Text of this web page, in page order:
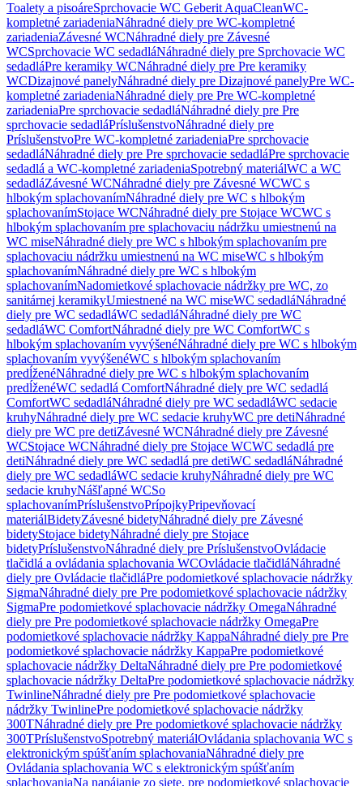
Toalety a pisoáreSprchovacie WC Geberit AquaCleanWC-
kompletné zariadeniaNáhradné diely pre WC-kompletné
zariadeniaZávesné WCNáhradné diely pre Závesné
WCSprchovacie WC sedadláNáhradné diely pre Sprchovacie WC
sedadláPre keramiky WCNáhradné diely pre Pre keramiky
WCDizajnové panelyNáhradné diely pre Dizajnové panelyPre WC-
kompletné zariadeniaNáhradné diely pre Pre WC-kompletné
zariadeniaPre sprchovacie sedadláNáhradné diely pre Pre
sprchovacie sedadláPríslušenstvoNáhradné diely pre
PríslušenstvoPre WC-kompletné zariadeniaPre sprchovacie
sedadláNáhradné diely pre Pre sprchovacie sedadláPre sprchovacie
sedadlá a WC-kompletné zariadeniaSpotrebný materiálWC a WC
sedadláZávesné WCNáhradné diely pre Závesné WCWC s
hlbokým splachovanímNáhradné diely pre WC s hlbokým
splachovanímStojace WCNáhradné diely pre Stojace WCWC s
hlbokým splachovaním pre splachovaciu nádržku umiestnenú na
WC miseNáhradné diely pre WC s hlbokým splachovaním pre
splachovaciu nádržku umiestnenú na WC miseWC s hlbokým
splachovanímNáhradné diely pre WC s hlbokým
splachovanímNadomietkové splachovacie nádržky pre WC, zo
sanitárnej keramikyUmiestnené na WC miseWC sedadláNáhradné
diely pre WC sedadláWC sedadláNáhradné diely pre WC
sedadláWC ComfortNáhradné diely pre WC ComfortWC s
hlbokým splachovaním vyvýšenéNáhradné diely pre WC s hlbokým
splachovaním vyvýšenéWC s hlbokým splachovaním
predĺženéNáhradné diely pre WC s hlbokým splachovaním
predĺženéWC sedadlá ComfortNáhradné diely pre WC sedadlá
ComfortWC sedadláNáhradné diely pre WC sedadláWC sedacie
kruhyNáhradné diely pre WC sedacie kruhyWC pre detiNáhradné
diely pre WC pre detiZávesné WCNáhradné diely pre Závesné
WCStojace WCNáhradné diely pre Stojace WCWC sedadlá pre
detiNáhradné diely pre WC sedadlá pre detiWC sedadláNáhradné
diely pre WC sedadláWC sedacie kruhyNáhradné diely pre WC
sedacie kruhyNášľapné WCSo
splachovanímPríslušenstvoPrípojkyPripevňovací
materiálBidetyZávesné bidetyNáhradné diely pre Závesné
bidetyStojace bidetyNáhradné diely pre Stojace
bidetyPríslušenstvoNáhradné diely pre PríslušenstvoOvládacie
tlačidlá a ovládania splachovania WCOvládacie tlačidláNáhradné
diely pre Ovládacie tlačidláPre podomietkové splachovacie nádržky
SigmaNáhradné diely pre Pre podomietkové splachovacie nádržky
SigmaPre podomietkové splachovacie nádržky OmegaNáhradné
diely pre Pre podomietkové splachovacie nádržky OmegaPre
podomietkové splachovacie nádržky KappaNáhradné diely pre Pre
podomietkové splachovacie nádržky KappaPre podomietkové
splachovacie nádržky DeltaNáhradné diely pre Pre podomietkové
splachovacie nádržky DeltaPre podomietkové splachovacie nádržky
TwinlineNáhradné diely pre Pre podomietkové splachovacie
nádržky TwinlinePre podomietkové splachovacie nádržky
300TNáhradné diely pre Pre podomietkové splachovacie nádržky
300TPríslušenstvoSpotrebný materiálOvládania splachovania WC s
elektronickým spúšťaním splachovaniaNáhradné diely pre
Ovládania splachovania WC s elektronickým spúšťaním
splachovaniaNa napájanie zo siete, pre podomietkové splachovacie